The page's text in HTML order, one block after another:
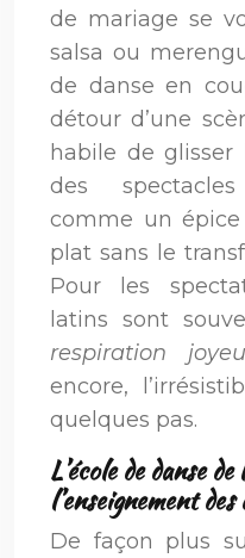
de mariage se
salsa ou
de danse en
détour d’une
habile de
des
comme un
plat sans le
Pour les
latins sont
respiration
encore,
quelques pas.
L’école de danse
l’enseignement
De façon plus